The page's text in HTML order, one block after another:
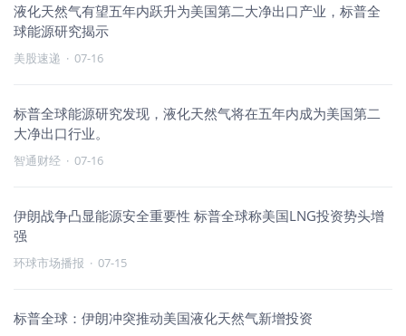
液化天然气有望五年内跃升为美国第二大净出口产业，标普全
球能源研究揭示
美股速递 · 07-16
标普全球能源研究发现，液化天然气将在五年内成为美国第二
大净出口行业。
智通财经 · 07-16
伊朗战争凸显能源安全重要性 标普全球称美国LNG投资势头增
强
环球市场播报 · 07-15
标普全球：伊朗冲突推动美国液化天然气新增投资